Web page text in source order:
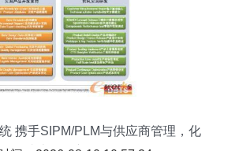
携手SIPM/PLM与供应商管理，化